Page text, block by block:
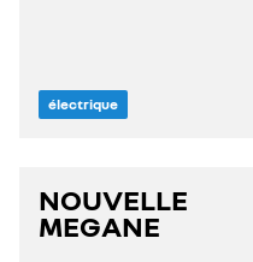
électrique
NOUVELLE
MEGANE